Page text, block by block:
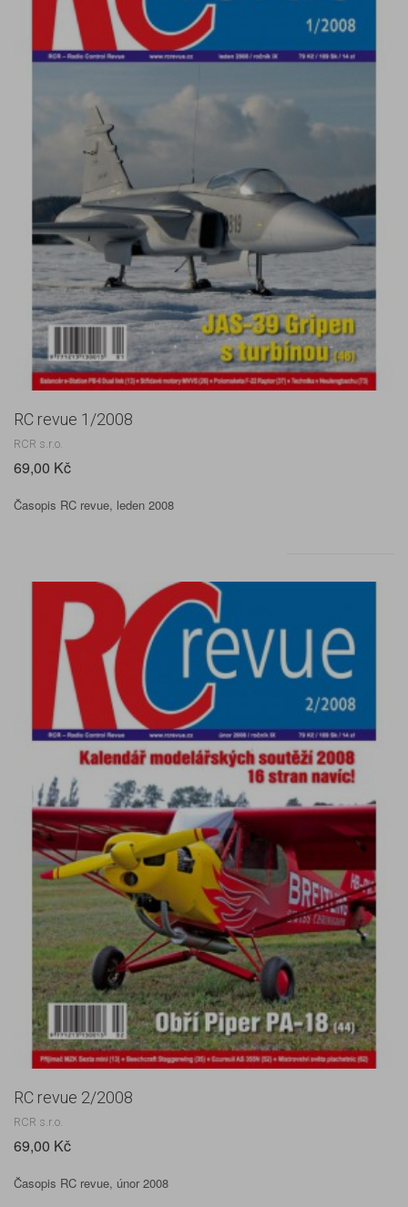
RC revue 1/2008
RCR s.r.o.
69,00 Kč
Časopis RC revue, leden 2008
RC revue 2/2008
RCR s.r.o.
69,00 Kč
Časopis RC revue, únor 2008